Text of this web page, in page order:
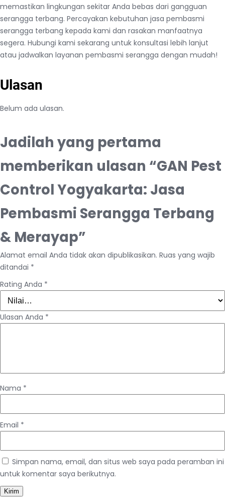
memastikan lingkungan sekitar Anda bebas dari gangguan
serangga terbang. Percayakan kebutuhan jasa pembasmi
serangga terbang kepada kami dan rasakan manfaatnya
segera. Hubungi kami sekarang untuk konsultasi lebih lanjut
atau jadwalkan layanan pembasmi serangga dengan mudah!
Ulasan
Belum ada ulasan.
Jadilah yang pertama
memberikan ulasan “GAN Pest
Control Yogyakarta: Jasa
Pembasmi Serangga Terbang
& Merayap”
Alamat email Anda tidak akan dipublikasikan. Ruas yang wajib
ditandai *
Rating Anda *
Ulasan Anda *
Nama *
Email *
Simpan nama, email, dan situs web saya pada peramban ini
untuk komentar saya berikutnya.